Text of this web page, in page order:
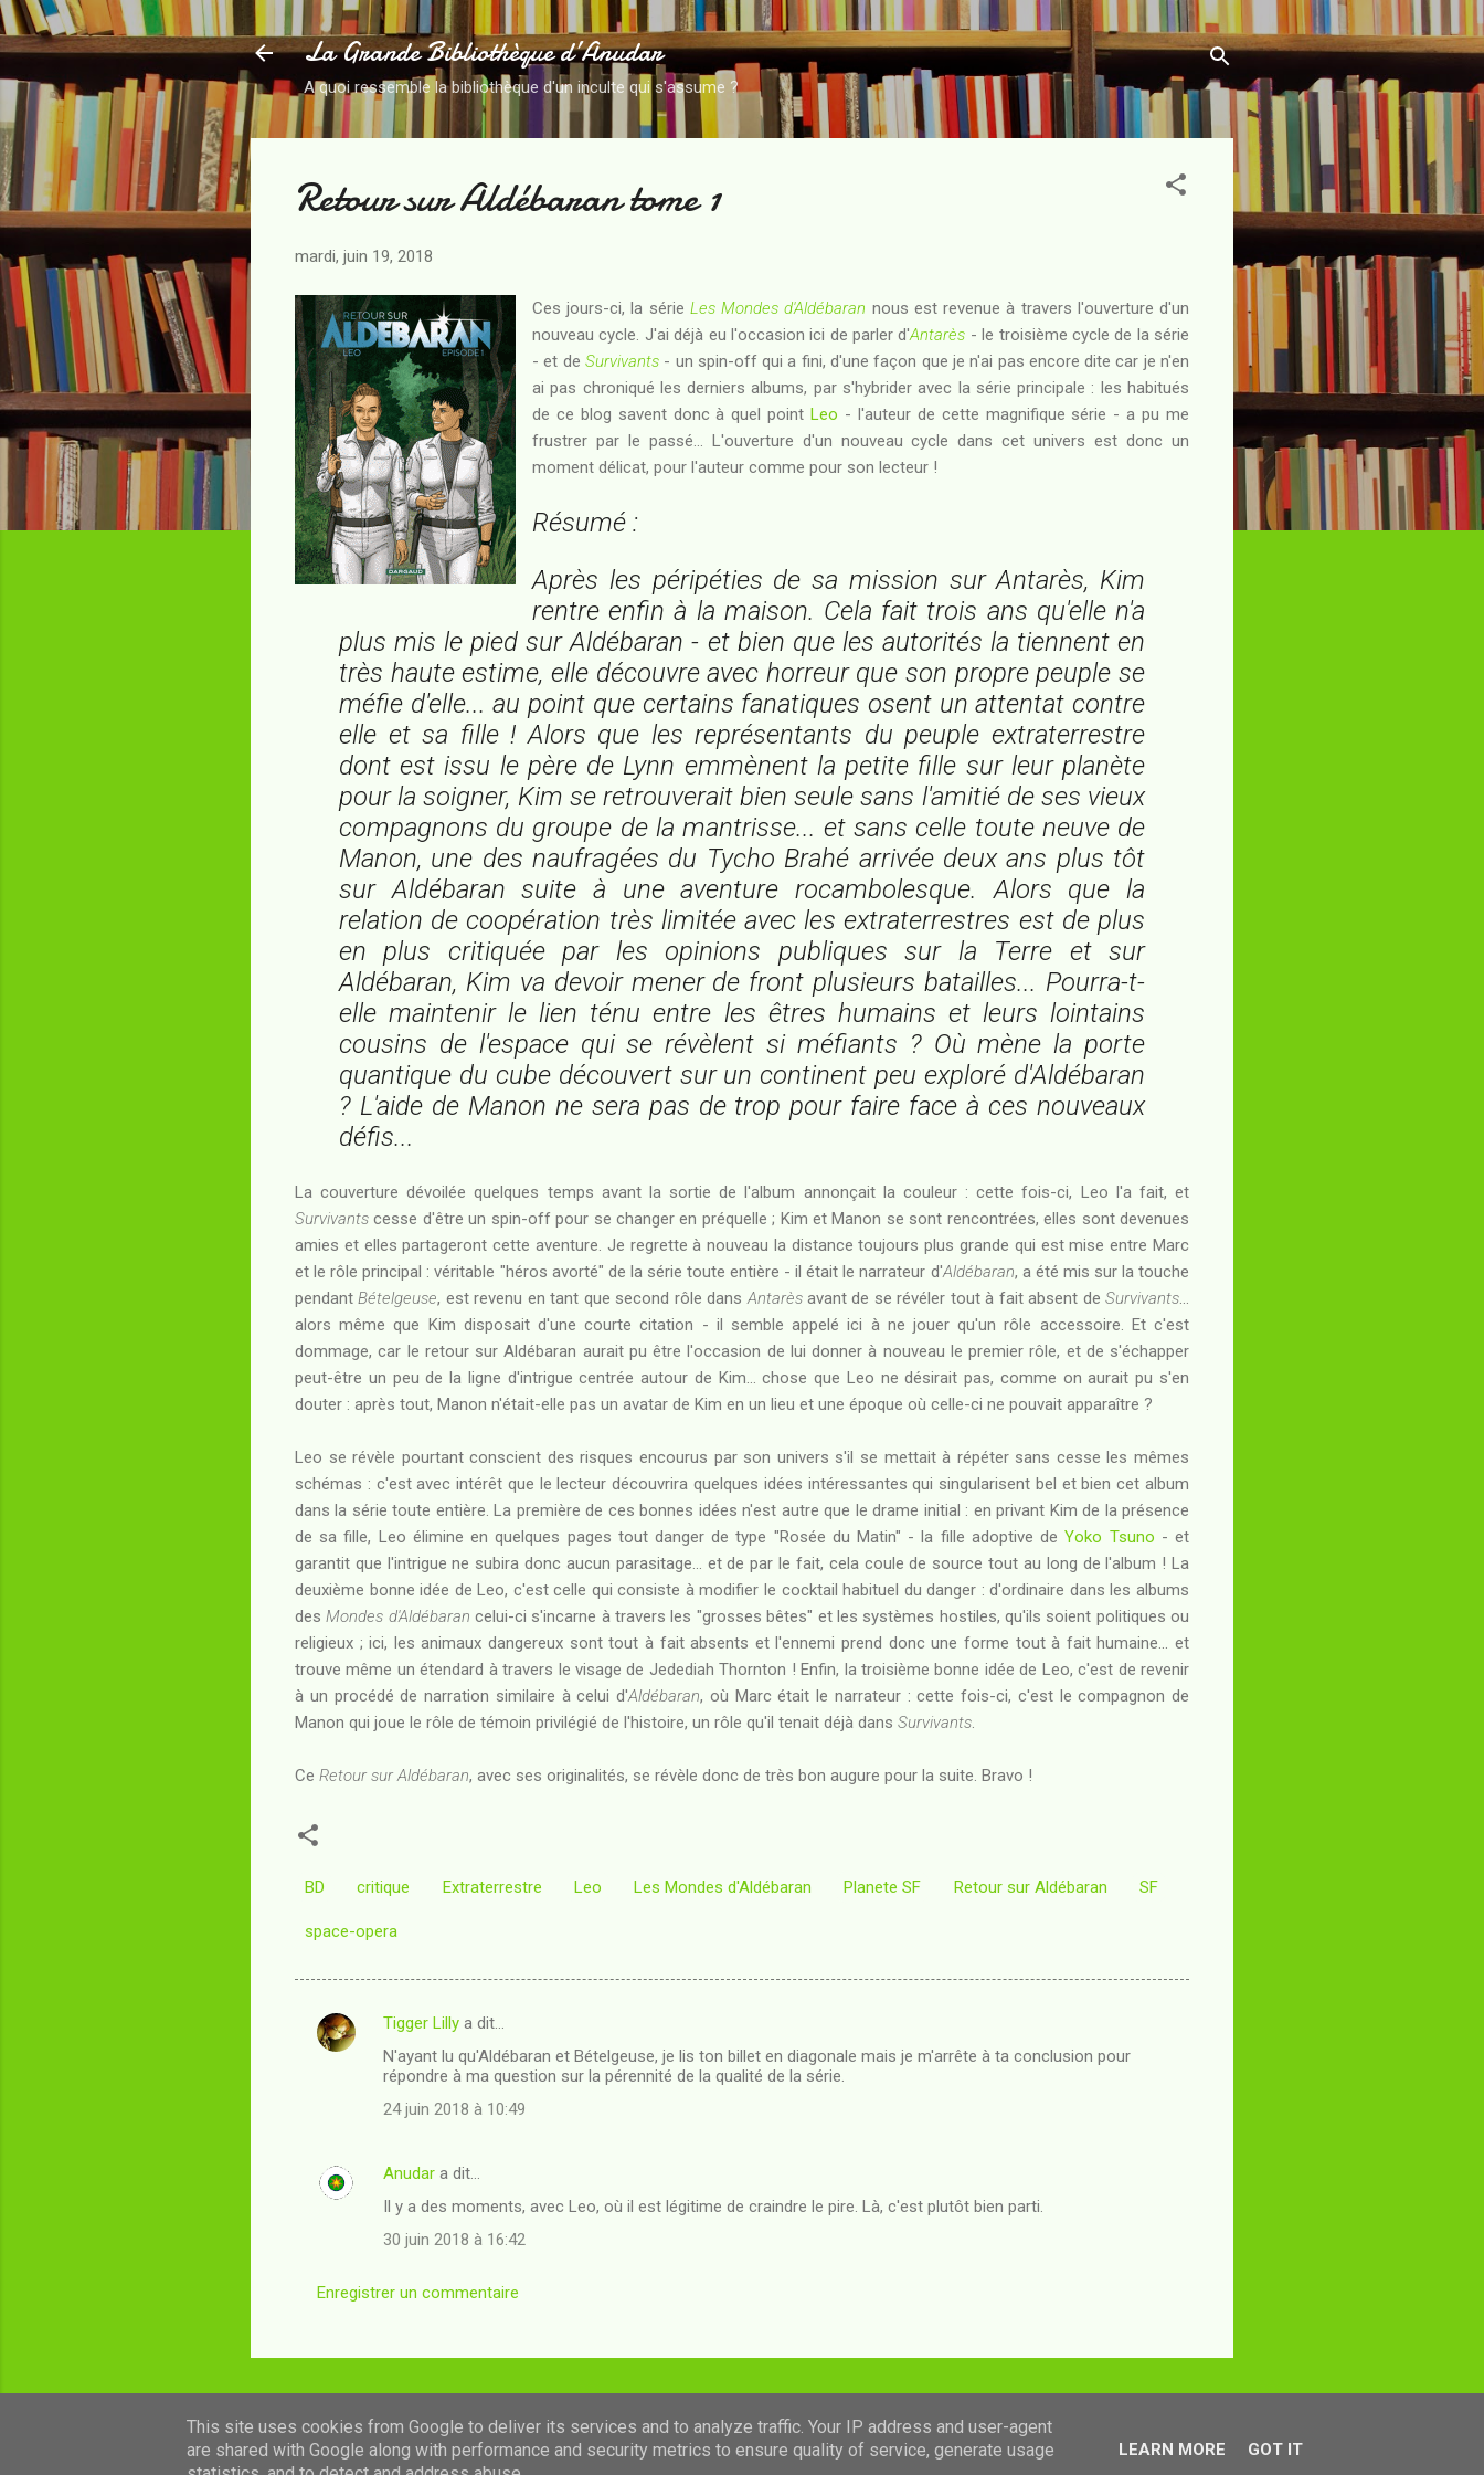
Accéder au contenu principal
La Grande Bibliothèque d’Anudar
A quoi ressemble la bibliothèque d'un inculte qui s'assume ?
Retour sur Aldébaran tome 1
mardi, juin 19, 2018
Ces jours-ci, la série Les Mondes d'Aldébaran nous est revenue à travers l'ouverture d'un
nouveau cycle. J'ai déjà eu l'occasion ici de parler d'Antarès - le troisième cycle de la série
- et de Survivants- un spin-off qui a fini, d'une façon que je n'ai pas encore dite car je n'en
ai pas chroniqué les derniers albums, par s'hybrider avec la série principale : les habitués
de ce blog savent donc à quel pointLeo - l'auteur de cette magnifique série - a pu me
frustrer par le passé... L'ouverture d'un nouveau cycle dans cet univers est donc un
moment délicat, pour l'auteur comme pour son lecteur !
Résumé :
Après les péripéties de sa mission sur Antarès, Kim
rentre enfin à la maison. Cela fait trois ans qu'elle n'a
plus mis le pied sur Aldébaran - et bien que les autorités la tiennent en
très haute estime, elle découvre avec horreur que son propre peuple se
méfie d'elle... au point que certains fanatiques osent un attentat contre
elle et sa fille ! Alors que les représentants du peuple extraterrestre
dont est issu le père de Lynn emmènent la petite fille sur leur planète
pour la soigner, Kim se retrouverait bien seule sans l'amitié de ses vieux
compagnons du groupe de la mantrisse... et sans celle toute neuve de
Manon, une des naufragées du Tycho Brahé arrivée deux ans plus tôt
sur Aldébaran suite à une aventure rocambolesque. Alors que la
relation de coopération très limitée avec les extraterrestres est de plus
en plus critiquée par les opinions publiques sur la Terre et sur
Aldébaran, Kim va devoir mener de front plusieurs batailles... Pourra-t-
elle maintenir le lien ténu entre les êtres humains et leurs lointains
cousins de l'espace qui se révèlent si méfiants ? Où mène la porte
quantique du cube découvert sur un continent peu exploré d'Aldébaran
? L'aide de Manon ne sera pas de trop pour faire face à ces nouveaux
défis...
La couverture dévoilée quelques temps avant la sortie de l'album annonçait la couleur : cette fois-ci, Leo l'a fait, et
Survivants cesse d'être un spin-off pour se changer en préquelle ; Kim et Manon se sont rencontrées, elles sont devenues
amies et elles partageront cette aventure. Je regrette à nouveau la distance toujours plus grande qui est mise entre Marc
et le rôle principal : véritable "héros avorté" de la série toute entière - il était le narrateur d'Aldébaran, a été mis sur la touche
pendantBételgeuse, est revenu en tant que second rôle dans Antarèsavant de se révéler tout à fait absent deSurvivants
alors même que Kim disposait d'une courte citation - il semble appelé ici à ne jouer qu'un rôle accessoire. Et c'est
dommage, car le retour sur Aldébaran aurait pu être l'occasion de lui donner à nouveau le premier rôle, et de s'échapper
peut-être un peu de la ligne d'intrigue centrée autour de Kim... chose que Leo ne désirait pas, comme on aurait pu s'en
douter : après tout, Manon n'était-elle pas un avatar de Kim en un lieu et une époque où celle-ci ne pouvait apparaître ?
Leo se révèle pourtant conscient des risques encourus par son univers s'il se mettait à répéter sans cesse les mêmes
schémas : c'est avec intérêt que le lecteur découvrira quelques idées intéressantes qui singularisent bel et bien cet album
dans la série toute entière. La première de ces bonnes idées n'est autre que le drame initial : en privant Kim de la présence
de sa fille, Leo élimine en quelques pages tout danger de type "Rosée du Matin" - la fille adoptive deYoko Tsuno - et
garantit que l'intrigue ne subira donc aucun parasitage... et de par le fait, cela coule de source tout au long de l'album ! La
deuxième bonne idée de Leo, c'est celle qui consiste à modifier le cocktail habituel du danger : d'ordinaire dans les albums
desMondes d'Aldébaran celui-ci s'incarne à travers les "grosses bêtes" et les systèmes hostiles, qu'ils soient politiques ou
religieux ; ici, les animaux dangereux sont tout à fait absents et l'ennemi prend donc une forme tout à fait humaine... et
trouve même un étendard à travers le visage de Jedediah Thornton ! Enfin, la troisième bonne idée de Leo, c'est de revenir
à un procédé de narration similaire à celui d'Aldébaran, où Marc était le narrateur : cette fois-ci, c'est le compagnon de
Manon qui joue le rôle de témoin privilégié de l'histoire, un rôle qu'il tenait déjà dans Survivants
Ce Retour sur Aldébaran, avec ses originalités, se révèle donc de très bon augure pour la suite. Bravo !
BD critique Extraterrestre Leo Les Mondes d'Aldébaran Planete SF Retour sur Aldébaran SF
space-opera
C
n
i
Tigger Lilly a dit…
N'ayant lu qu'Aldébaran et Bételgeuse, je lis ton billet en diagonale mais je m'arrête à ta conclusion pour
répondre à ma question sur la pérennité de la qualité de la série.
24 juin 2018 à 10:49
Anudar a dit…
Il y a des moments, avec Leo, où il est légitime de craindre le pire. Là, c'est plutôt bien parti.
30 juin 2018 à 16:42
Enregistrer un commentaire
Images de thèmes deluoman
This site uses cookies from Google to deliver its services and to analyze traffic. Your IP address and user-agent
are shared with Google along with performance and security metrics to ensure quality of service, generate usage
LEARN MORE GOT IT